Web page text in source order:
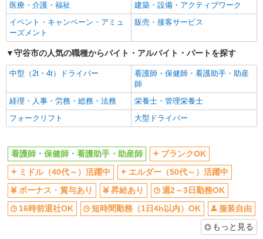
キープ 詳細を見る
派遣社員
株式会社kotrio /●SI-H-2101637
高級シニアマンションで健康相談/見回りなど
≪守谷駅≫
時給2400円〜3000円 ＜日払い有/週払い有/交
通費全支給(ガソリン代含む)＞
派遣社員
株式会社kotrio /●SI-H-2024122
高収入を目指したい方必見！未経験でも日収
1.2万〜可！看護助手
時給1600円〜2250円 ＜日払い有/週払い有/交
医療・介護・福祉
建築・設備・アクティブワーク
イベント・キャンペーン・アミュ
ーズメント
販売・接客サービス
守谷市の人気の職種からバイト・アルバイト・パートを探す
中型（2t・4t）ドライバー
看護師・保健師・看護助手・助産
師
経理・人事・労務・総務・法務
栄養士・管理栄養士
フォークリフト
大型ドライバー
看護師・保健師・看護助手・助産師
ブランクOK
ミドル（40代～）活躍中
エルダー（50代～）活躍中
ボーナス・賞与あり
昇給あり
週2～3日勤務OK
16時前退社OK
短時間勤務（1日4h以内）OK
服装自由
もっと見る